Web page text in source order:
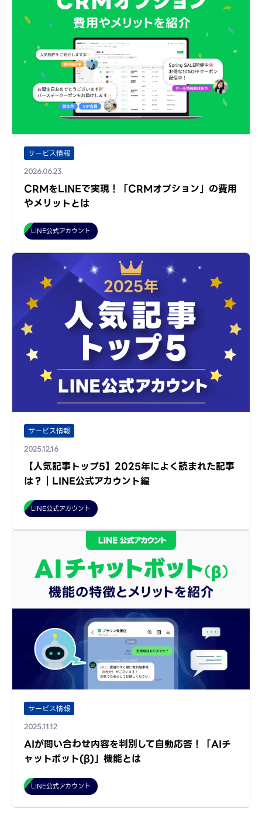
サービス情報
2026.06.23
CRMをLINEで実現！「CRMオプション」の費用
やメリットとは
LINE公式アカウント
サービス情報
2025.12.16
【人気記事トップ5】2025年によく読まれた記事
は？｜LINE公式アカウント編
LINE公式アカウント
サービス情報
2025.11.12
AIが問い合わせ内容を判別して自動応答！「AIチ
ャットボット(β)」機能とは
LINE公式アカウント